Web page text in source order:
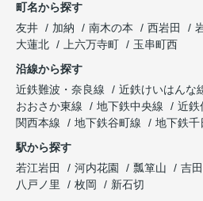
町名から探す
友井
加納 南木の本 西岩田
大蓮北
上六万寺町
玉串町西
沿線から探す
近鉄難波・奈良線
近鉄けいはんな
おおさか東線
地下鉄中央線 近鉄
関西本線
地下鉄谷町線
地下鉄千
駅から探す
若江岩田
河内花園 瓢箪山 吉田
八戸ノ里
枚岡 新石切